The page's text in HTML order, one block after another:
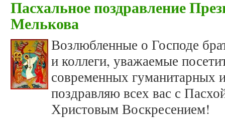
Пасхальное поздравление
Мелькова
Возлюбленные о Господе
и коллеги, уважаемые
современных гуманитарных
поздравляю всех вас с
Христовым Воскресением!